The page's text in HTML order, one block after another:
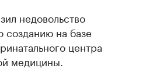
недовольство
созданию на базе
центра
медицины.